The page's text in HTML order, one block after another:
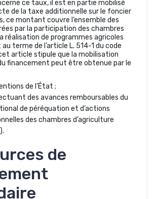
ce taux, il est en partie mobilisé
de la taxe additionnelle sur le foncier
ce montant couvre l’ensemble des
par la participation des chambres
réalisation de programmes agricoles
terme de l’article L. 514-1 du code
article stipule que la mobilisation
financement peut être obtenue par le
de l’État ;
des avances remboursables du
de péréquation et d’actions
des chambres d’agriculture
).
de